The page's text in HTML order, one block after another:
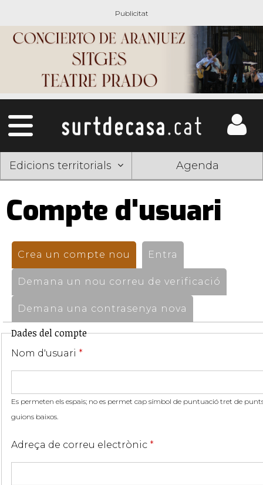
Edicions territorials Agenda
Compte d'usuari
Pestanyes
primàries
Crea un compte nou (pestanya activa)
Entra
Demana un nou correu de verificació
Demana una contrasenya nova
Dades del compte
Nom d'usuari *
Es permeten els espais; no es permet cap símbol de puntuació tret de
guions baixos.
Adreça de correu electrònic *